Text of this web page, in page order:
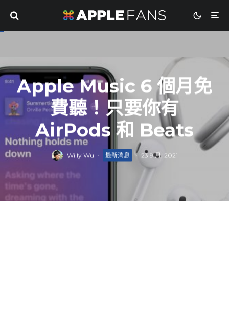
Apple Music 6 個月免
費聽！只要你有
AirPods 和 Beats
Willy Wu · 最新消息 · 23 9 月, 2021